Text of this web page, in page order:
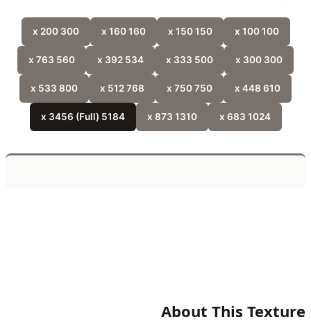
300 x 200
300 x 300
500 x 333
534 x 392
560 x 763
800 x 533
1024 x 683
1310 x 873
5184 x 3456 (Full)
About This